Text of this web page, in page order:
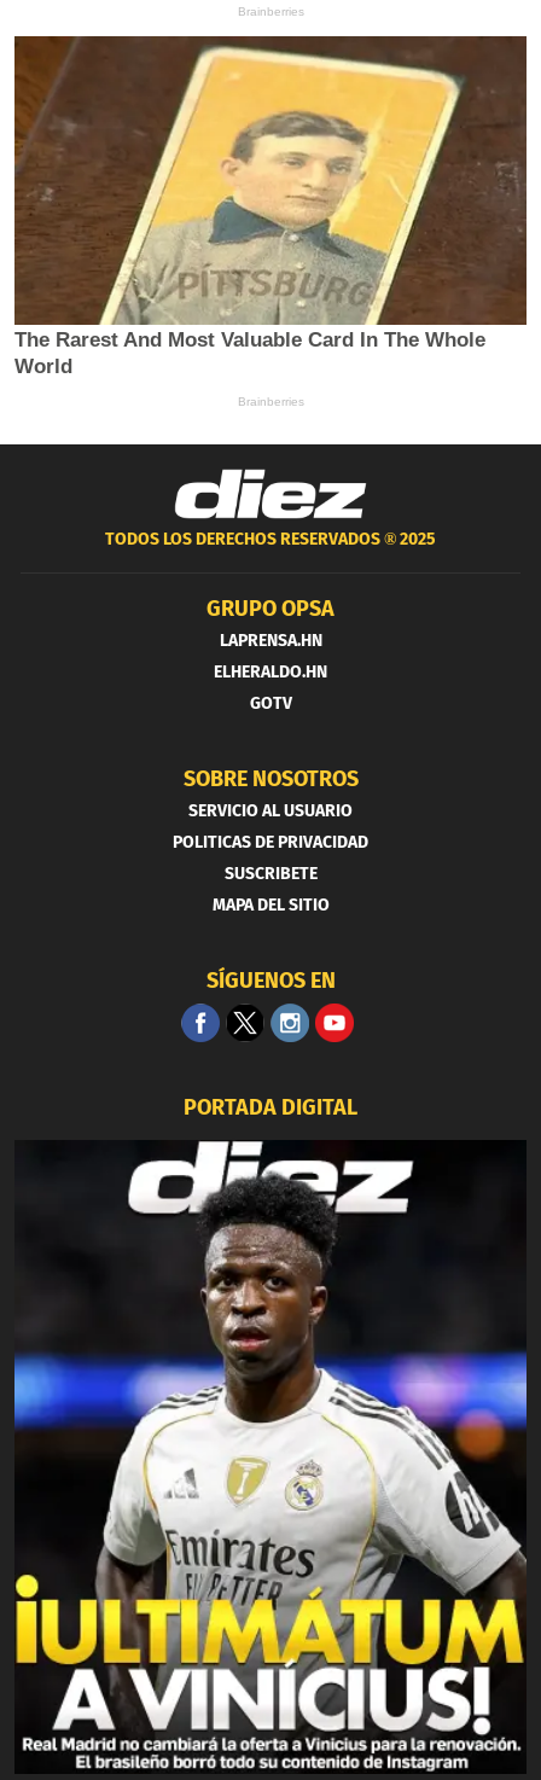
TODOS LOS DERECHOS RESERVADOS ®2025
GRUPO OPSA
LAPRENSA.HN
ELHERALDO.HN
GOTV
SOBRE NOSOTROS
SERVICIO AL USUARIO
POLITICAS DE PRIVACIDAD
SUSCRIBETE
MAPA DEL SITIO
SÍGUENOS EN
PORTADA DIGITAL